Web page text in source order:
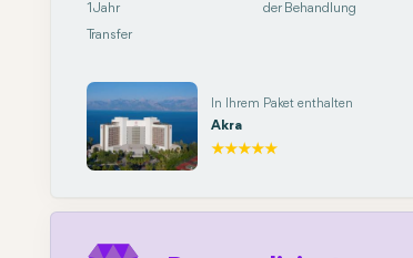
1 Jahr
der Behandlung
Transfer
In Ihrem Paket enthalten
Akra